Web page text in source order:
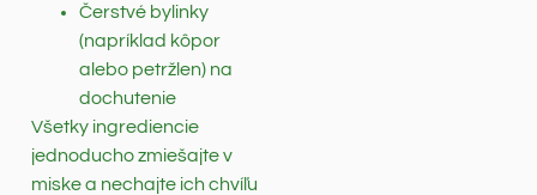
Čerstvé bylinky
(napríklad kôpor
alebo petržlen) na
dochutenie
Všetky ingrediencie
jednoducho zmiešajte v
miske a nechajte ich chvíľu